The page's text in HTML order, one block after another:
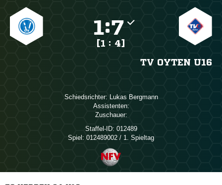
:
[1 : 4]
TV OYTEN U16
Schiedsrichter:  
Assistenten:
Zuschauer:
Staffel-ID: 012489
Spiel: 012489002 / 1. Spieltag